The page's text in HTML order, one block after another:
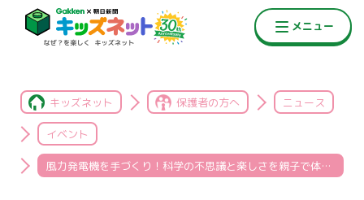
キッズネット 保護者の方へ ニュース
イベント
風力発電機を手づくり！科学の不思議と楽しさを親子で体感するイベント「子どもサイエンスアカデミー」特別レポート